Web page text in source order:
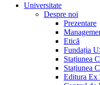
Universitate
Despre noi
Prezentare
Etică
Fundația
Stațiunea
Stațiunea
Editura Ex